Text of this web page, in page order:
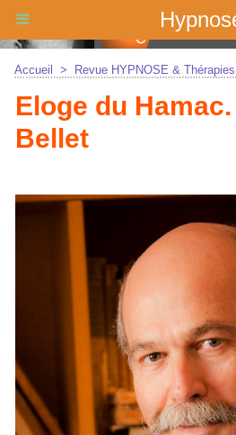
Accueil > Revue HYPNOSE &
Eloge du
Bellet